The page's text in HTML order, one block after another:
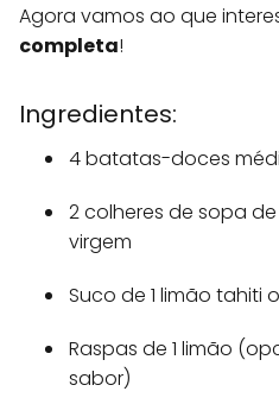
Agora vamos ao que
completa!
Ingredientes:
4 batatas-doces
2 colheres de sopa
virgem
Suco de 1 limão tahiti
Raspas de 1 limão
sabor)